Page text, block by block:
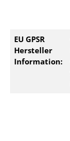
EU GPSR
Hersteller
Information: